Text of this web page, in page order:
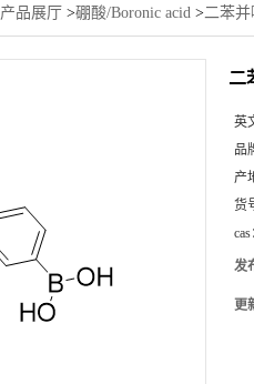
产品展厅 >硼酸/Boronic acid >二苯
二
英
品
产
货
cas
发
更